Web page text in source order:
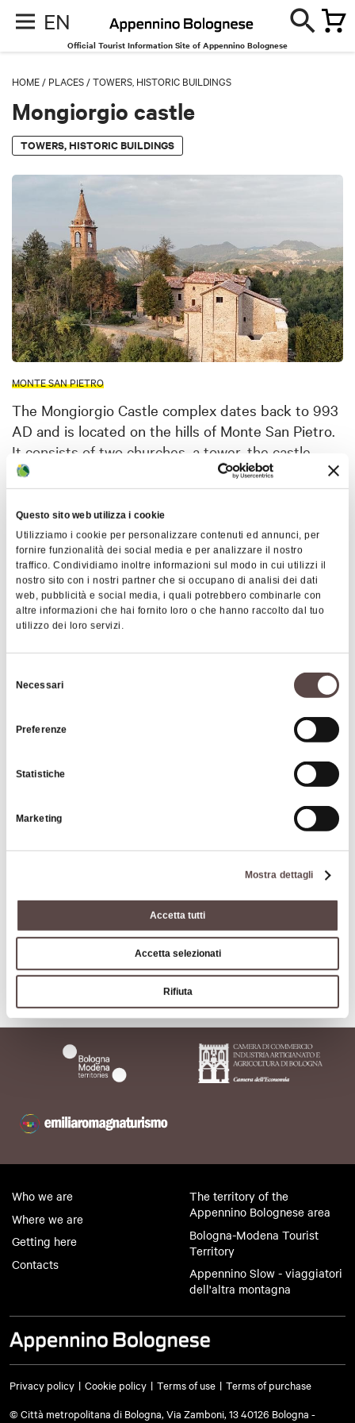
Questo sito web utilizza i cookie
Utilizziamo i cookie per personalizzare contenuti ed annunci, per
fornire funzionalità dei social media e per analizzare il nostro
traffico. Condividiamo inoltre informazioni sul modo in cui utilizzi il
nostro sito con i nostri partner che si occupano di analisi dei dati
web, pubblicità e social media, i quali potrebbero combinarle con
altre informazioni che hai fornito loro o che hanno raccolto dal tuo
utilizzo dei loro servizi.
delNecessari
Preferenze
Statistiche
Marketing
Mostra dettagli
Accetta tutti
Accetta selezionati
Rifiuta
EN
Official Tourist Information Site of Appennino Bolognese
HOME / PLACES /TOWERS, HISTORIC BUILDINGS
Mongiorgio castle
TOWERS, HISTORIC BUILDINGS
MONTE SAN PIETRO
The Mongiorgio Castle complex dates back to 993
AD and is located on the hills of Monte San Pietro.
It consists of two churches, a tower, the castle
itself, a bell tower, and a drawbridge. Over the
centuries, the buildings have undergone
modifications and expansions, as evidenced by the
Renaissance stucco work still visible in one of the
churches.
The entire complex is suffering from the passage
of time: despite this, all buildings are protected by
the Superintendence of Cultural Heritage, and
medieval complex.
Show more
Map
Leaflet |©OpenStreetMapcontributors ©CARTO
Via Mongiorgio 40
40050 Monte San Pietro
Who we are
Where we are
Getting here
Contacts
The territory of the
Appennino Bolognese area
Bologna-Modena Tourist
Territory
Appennino Slow - viaggiatori
dell'altra montagna
Privacy policy Cookie policy Terms of use
Terms of purchase
© Città metropolitana di Bologna, Via Zamboni, 13 40126 Bologna -